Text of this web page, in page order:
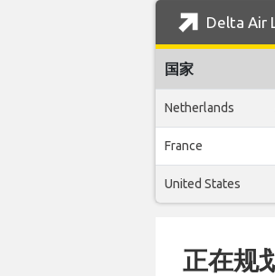
Delta Air
国家
Netherlands
France
United States
正在规